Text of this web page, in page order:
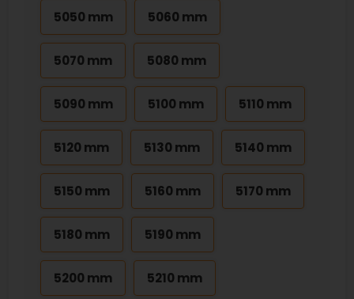
5050 mm 5060 mm
5070 mm 5080 mm
5090 mm 5100 mm 5110 mm
5120 mm 5130 mm 5140 mm
5150 mm 5160 mm 5170 mm
5180 mm 5190 mm
5200 mm 5210 mm